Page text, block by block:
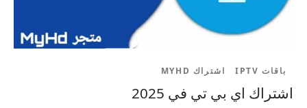
باقات IPTV اشتراك MYHD
اشتراك اي بي تي في 2025